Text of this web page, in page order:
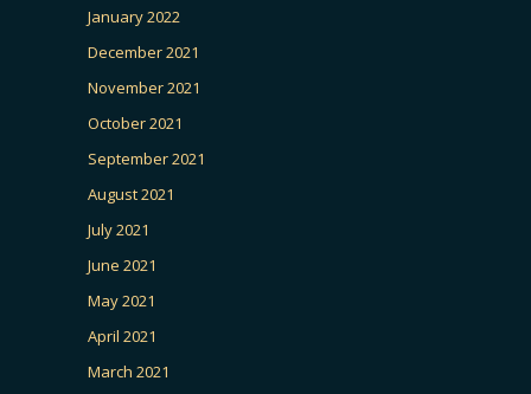
January 2022
December 2021
November 2021
October 2021
September 2021
August 2021
July 2021
June 2021
May 2021
April 2021
March 2021